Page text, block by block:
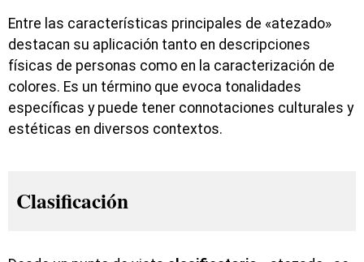
Entre las características principales de «atezado»
destacan su aplicación tanto en descripciones
físicas de personas como en la caracterización de
colores. Es un término que evoca tonalidades
específicas y puede tener connotaciones culturales y
estéticas en diversos contextos.
Clasificación